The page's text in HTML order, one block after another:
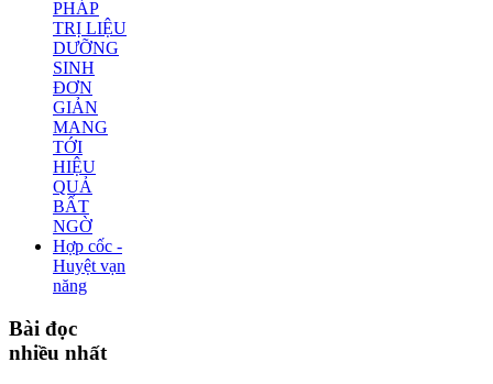
PHÁP
TRỊ LIỆU
DƯỠNG
SINH
ĐƠN
GIẢN
MANG
TỚI
HIỆU
QUẢ
BẤT
NGỜ
Hợp cốc -
Huyệt vạn
năng
Bài đọc
nhiều nhất